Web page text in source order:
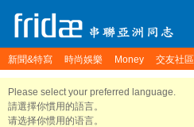
新聞&特寫 時尚娛樂 Money 交友社區
Please select your preferred language.
請選擇你慣用的語言。
请选择你惯用的语言。